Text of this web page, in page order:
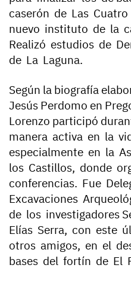
caserón de Las
nuevo instituto de la
Realizó estudios de
de La Laguna.
Según la biografía
Jesús Perdomo en
Lorenzo participó
manera activa en la
especialmente en la
los Castillos, donde
conferencias. Fue
Excavaciones
de los investigadores
Elías Serra, con este
otros amigos, en el
bases del fortín de El